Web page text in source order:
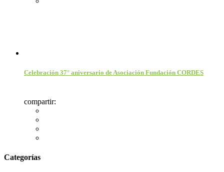
Celebración 37° aniversario de Asociación Fundación CORDES
compartir:
Categorías